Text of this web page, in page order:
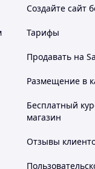
Создайте сайт
Тарифы
Продавать на
Размещение в
Бесплатный
магазин
Отзывы